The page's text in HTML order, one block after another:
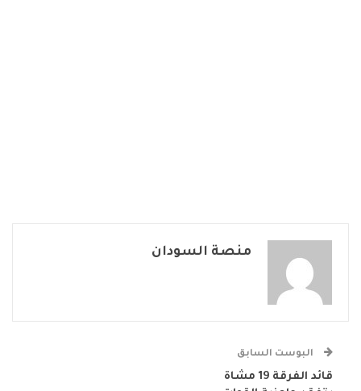
منصة السودان
البوست السابق
قائد الفرقة 19 مشاة